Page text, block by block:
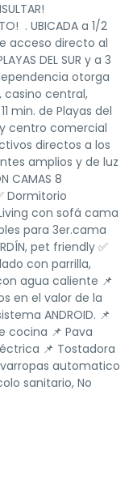
. UBICADA a 1/2
acceso directo al
DEL SUR y a 3
otorga
casino central,
min. de Playas del
centro comercial
directos a los
amplios y de luz
CAMAS 8
Dormitorio
con sofá cama
para 3er.cama
pet friendly ✅
con parrilla,
agua caliente 📌
en el valor de la
ANDROID. 📌
cocina 📌 Pava
📌 Tostadora
automatico
sanitario, No